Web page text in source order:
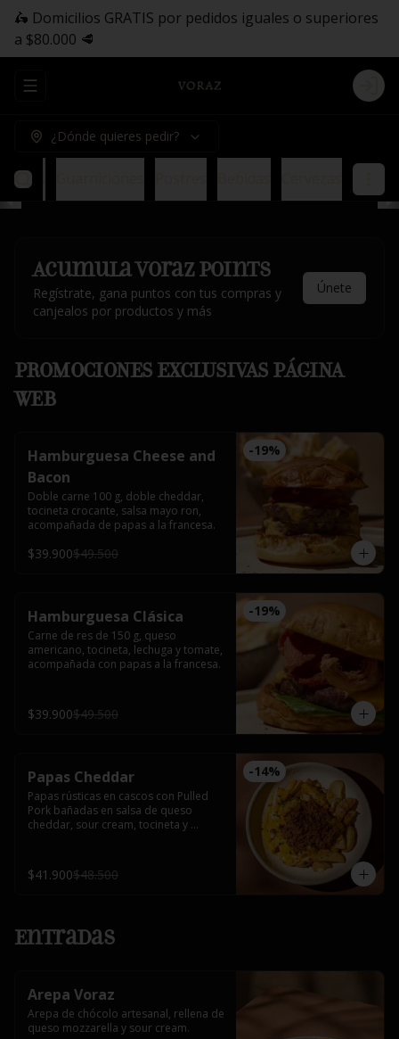
🛵 Domicilios GRATIS por pedidos iguales o superiores
a $80.000 🥩
Abrir menu de navegación Login
¿Dónde quieres pedir?
AcumulaVoraz Points
Regístrate, gana puntos con tus compras y
canjealos por productos y más
Únete
PROMOCIONES EXCLUSIVAS PÁGINA
WEB
-19%
Hamburguesa Cheese and
Bacon
Doble carne 100 g, doble cheddar,
tocineta crocante, salsa mayo ron,
acompañada de papas a la francesa.
$39.900$49.500
-19%
Hamburguesa Clásica
Carne de res de 150 g, queso
americano, tocineta, lechuga y tomate,
acompañada con papas a la francesa.
$39.900$49.500
-14%
Papas Cheddar
Papas rústicas en cascos con Pulled
Pork bañadas en salsa de queso
cheddar, sour cream, tocineta y
$41.900$48.500
Entradas
Arepa Voraz
Arepa de chócolo artesanal, rellena de
queso mozzarella y sour cream.